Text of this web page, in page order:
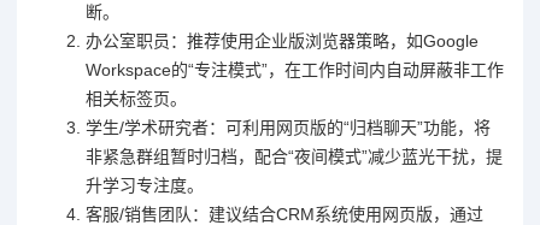
断。
办公室职员：推荐使用企业版浏览器策略，如Google
Workspace的“专注模式”，在工作时间内自动屏蔽非工作
相关标签页。
学生/学术研究者：可利用网页版的“归档聊天”功能，将
非紧急群组暂时归档，配合“夜间模式”减少蓝光干扰，提
升学习专注度。
客服/销售团队：建议结合CRM系统使用网页版，通过